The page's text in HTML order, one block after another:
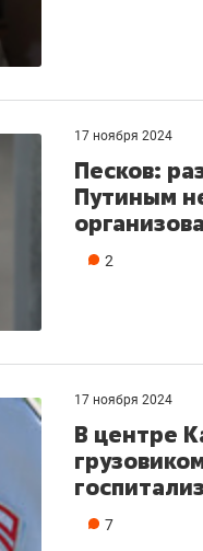
17 ноября 2024
Песков:
Путиным
2
17 ноября 2024
В центре
7